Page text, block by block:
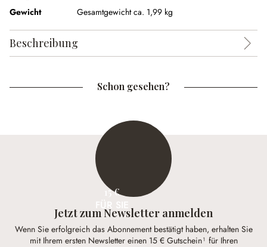
Gewicht
Gesamtgewicht ca. 1,99 kg
Beschreibung
Schon gesehen?
15 €
Jetzt zum Newsletter anmelden
Wenn Sie erfolgreich das Abonnement bestätigt haben, erhalten Sie
mit Ihrem ersten Newsletter einen 15 € Gutschein¹ für Ihren